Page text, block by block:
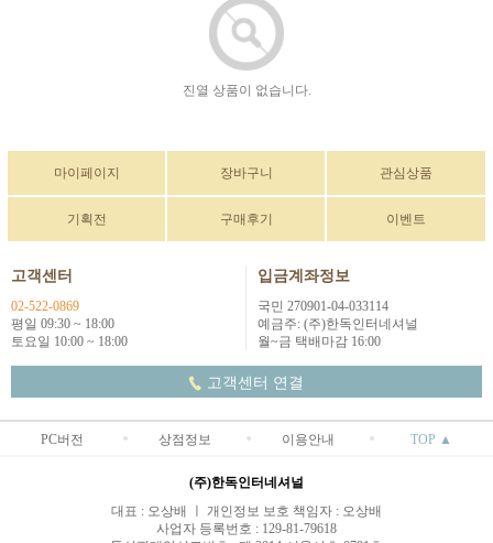
진열 상품이 없습니다.
마이페이지 장바구니 관심상품
기획전 구매후기 이벤트
고객센터
02-522-0869
평일 09:30 ~ 18:00
토요일 10:00 ~ 18:00
입금계좌정보
국민 270901-04-033114
예금주: (주)한독인터네셔널
월~금 택배마감 16:00
고객센터 연결
PC버전 상점정보 이용안내 TOP ▲
(주)한독인터네셔널
대표 : 오상배 ㅣ 개인정보 보호 책임자 : 오상배
사업자 등록번호 : 129-81-79618